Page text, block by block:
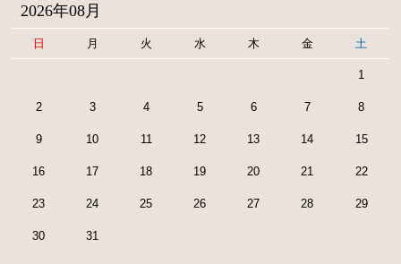
2026年08月
日 月 火 水 木 金 土
1
2 3 4 5 6 7 8
9 10 11 12 13 14 15
16 17 18 19 20 21 22
23 24 25 26 27 28 29
30 31